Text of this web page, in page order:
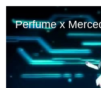
Perfume x